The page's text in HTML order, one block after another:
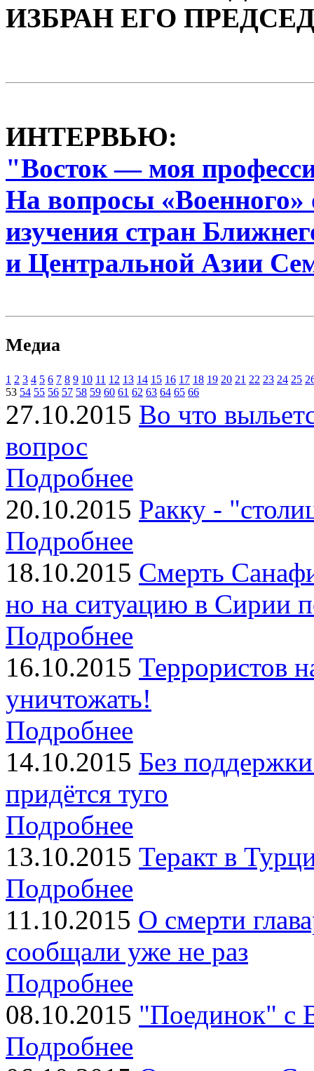
ИЗБРАН ЕГО
ИНТЕРВЬЮ:
"Восток — моя
На вопросы «Военного»
изучения стран
и Центральной Азии
Медиа
1 2 3 4 5 6 7 8 9 10 11 12 13 14 15 16 17 18 19 20 21 22 23 24 25
53 54 55 56 57 58 59 60 61 62 63 64 65 66
27.10.2015 Во что
вопрос
Подробнее
20.10.2015 Ракку -
Подробнее
18.10.2015 Смерть
но на ситуацию в Сирии
Подробнее
16.10.2015 Террористов
уничтожать!
Подробнее
14.10.2015 Без
придётся туго
Подробнее
13.10.2015 Теракт в
Подробнее
11.10.2015 О смерти
сообщали уже не раз
Подробнее
08.10.2015 "Поединок" с
Подробнее